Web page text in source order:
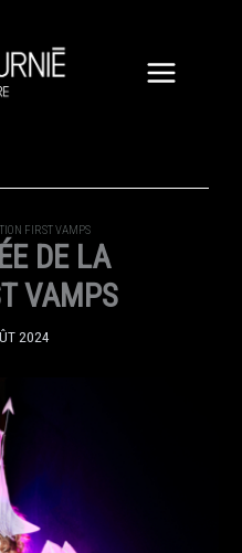
FIRST VAMPS
DE LA
VAMPS
2024